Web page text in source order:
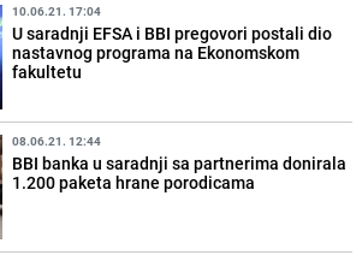
10.06.21. 17:04
U saradnji EFSA i BBI pregovori postali dio
nastavnog programa na Ekonomskom
fakultetu
08.06.21. 12:44
BBI banka u saradnji sa partnerima donirala
1.200 paketa hrane porodicama